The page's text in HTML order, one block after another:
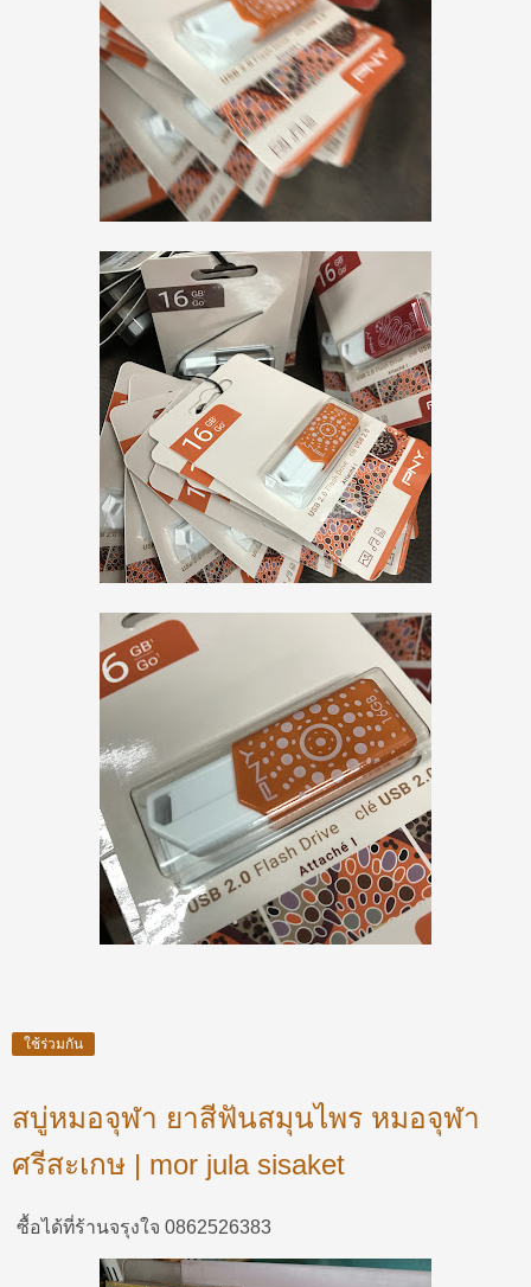
ใช้ร่วมกัน
สบู่หมอจุฬา ยาสีฟันสมุนไพร หมอจุฬา
ศรีสะเกษ | mor jula sisaket
ซื้อได้ที่ร้านจรุงใจ 0862526383